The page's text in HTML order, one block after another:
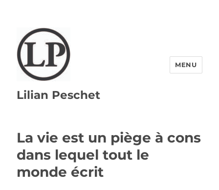
Lilian Peschet
MENU
La vie est un piège à cons
dans lequel tout le
monde écrit